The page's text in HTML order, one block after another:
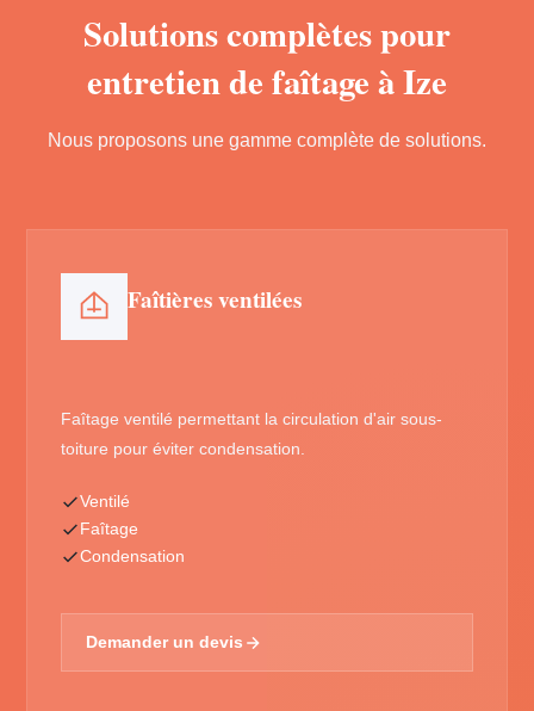
Solutions complètes pour
entretien de faîtage à Ize
Nous proposons une gamme complète de solutions.
Faîtières ventilées
Faîtage ventilé permettant la circulation d'air sous-
toiture pour éviter condensation.
Ventilé
Faîtage
Condensation
Demander un devis